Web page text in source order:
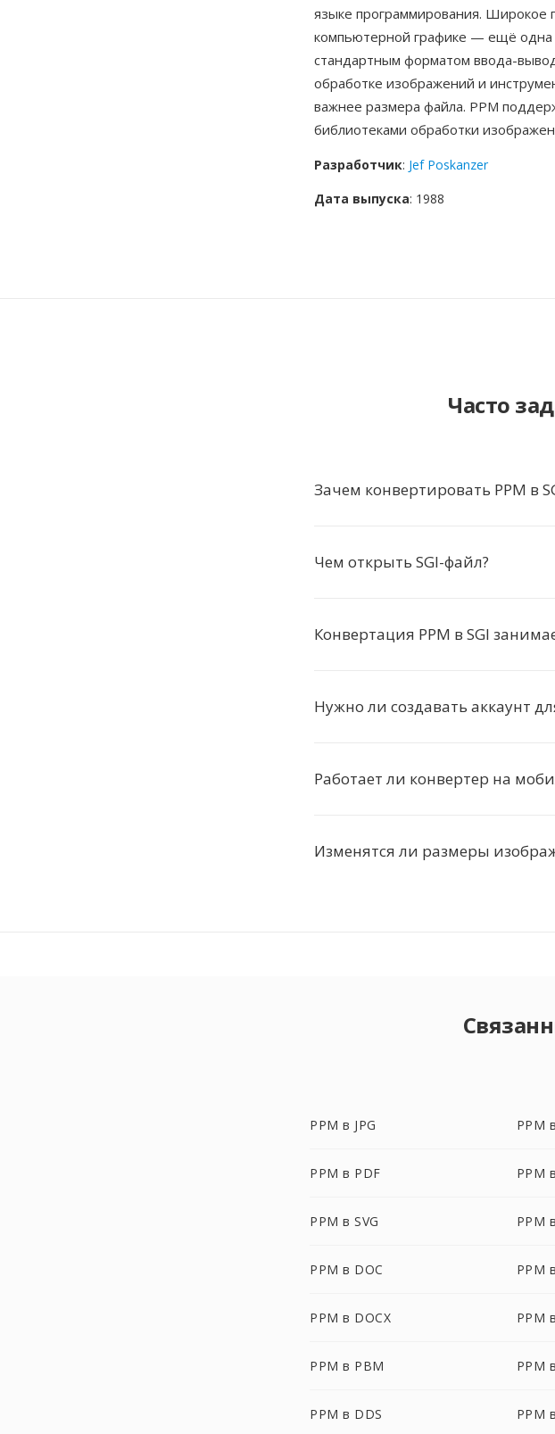
языке программирования. Широкое
компьютерной графике — ещё одна
стандартным форматом ввода-
обработке изображений и
важнее размера файла. PPM
библиотеками обработки
Разработчик: Jef Poskanzer
Дата выпуска: 1988
Часто
Зачем конвертировать PPM в
Чем открыть SGI-файл?
Конвертация PPM в SGI
Нужно ли создавать аккаунт
Работает ли конвертер на
Изменятся ли размеры
PPM в JPG PPM
PPM в PDF PPM
PPM в SVG PPM
PPM в DOC PPM
PPM в DOCX PPM
PPM в PBM PPM
PPM в DDS PPM